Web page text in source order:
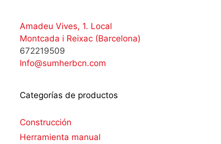
Amadeu Vives, 1. Local
Montcada i Reixac (Barcelona)
672219509
Info@sumherbcn.com
Categorías de productos
Construcción
Herramienta manual